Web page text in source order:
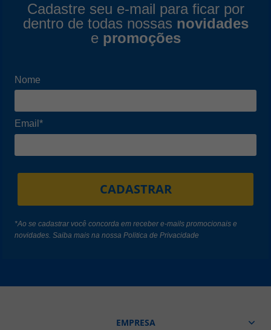
Cadastre seu e-mail para ficar por
dentro de todas nossas novidades
e promoções
Nome
Email*
CADASTRAR
*Ao se cadastrar você concorda em receber e-mails promocionais e
novidades. Saiba mais na nossaPolitica de Privacidade
EMPRESA